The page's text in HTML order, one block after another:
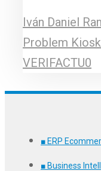
Iván Daniel
Problem
VERIFACTU0
■ ERP
■ Business